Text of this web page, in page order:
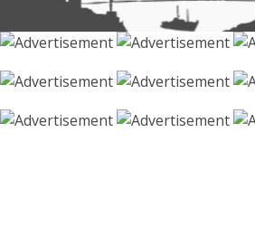
Naz Kural
Tüm yazıları görüntüle